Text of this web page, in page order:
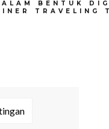
BENTUK
TRAVELING